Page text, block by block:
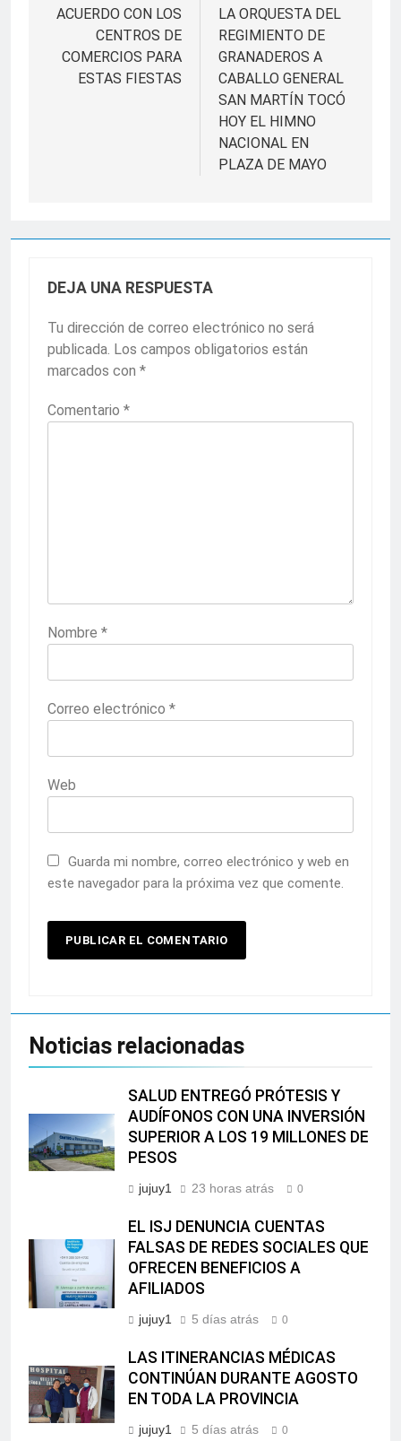
de
entradas
ACUERDO CON LOS
CENTROS DE
COMERCIOS PARA
ESTAS FIESTAS
LA ORQUESTA DEL
REGIMIENTO DE
GRANADEROS A
CABALLO GENERAL
SAN MARTÍN TOCÓ
HOY EL HIMNO
NACIONAL EN
PLAZA DE MAYO
DEJA UNA RESPUESTA
Tu dirección de correo electrónico no será
publicada. Los campos obligatorios están
marcados con *
Comentario *
Nombre *
Correo electrónico *
Web
Guarda mi nombre, correo electrónico y web en
este navegador para la próxima vez que comente.
Noticias relacionadas
SALUD ENTREGÓ PRÓTESIS Y
AUDÍFONOS CON UNA INVERSIÓN
SUPERIOR A LOS 19 MILLONES DE
PESOS
jujuy1 23 horas atrás 0
EL ISJ DENUNCIA CUENTAS
FALSAS DE REDES SOCIALES QUE
OFRECEN BENEFICIOS A
AFILIADOS
jujuy1 5 días atrás 0
LAS ITINERANCIAS MÉDICAS
CONTINÚAN DURANTE AGOSTO
EN TODA LA PROVINCIA
jujuy1 5 días atrás 0